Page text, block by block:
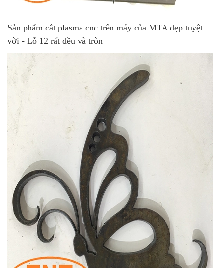
Sản phẩm cắt plasma cnc trên máy của MTA đẹp tuyệt
vời - Lỗ 12 rất đều và tròn